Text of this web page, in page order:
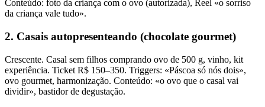
Conteúdo: foto da criança com o ovo (autorizada), Reel «o sorriso
da criança vale tudo».
2. Casais autopresenteando (chocolate gourmet)
Crescente. Casal sem filhos comprando ovo de 500 g, vinho, kit
experiência. Ticket R$ 150–350. Triggers: «Páscoa só nós dois»,
ovo gourmet, harmonização. Conteúdo: «o ovo que o casal vai
dividir», bastidor de degustação.